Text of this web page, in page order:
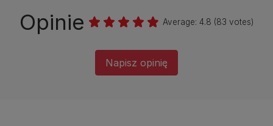
Opinie Average: 4.8 (83 votes)
Napisz opinię